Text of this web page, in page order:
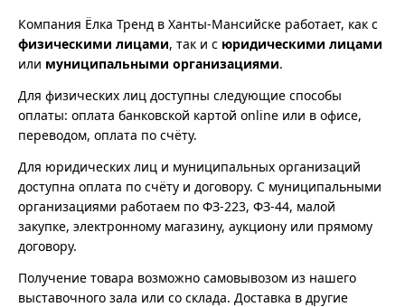
Компания Ёлка Тренд в Ханты-Мансийске работает, как с
физическими лицами, так и с юридическими лицами
или муниципальными организациями.
Для физических лиц доступны следующие способы
оплаты: оплата банковской картой online или в офисе,
переводом, оплата по счёту.
Для юридических лиц и муниципальных организаций
доступна оплата по счёту и договору. С муниципальными
организациями работаем по ФЗ-223, ФЗ-44, малой
закупке, электронному магазину, аукциону или прямому
договору.
Получение товара возможно самовывозом из нашего
выставочного зала или со склада. Доставка в другие